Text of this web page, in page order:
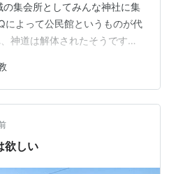
集会所としてみんな神社に集
によって公民館というものが代
神道は解体されたそうです。
さんとの会話で得た情報 【集
内部告発、流出、その他 集団
アン＝創価学会公明党 集団ス
ー犯罪→公安警察、防衛省情
ー被害。被害の始まり~強制
欲しい